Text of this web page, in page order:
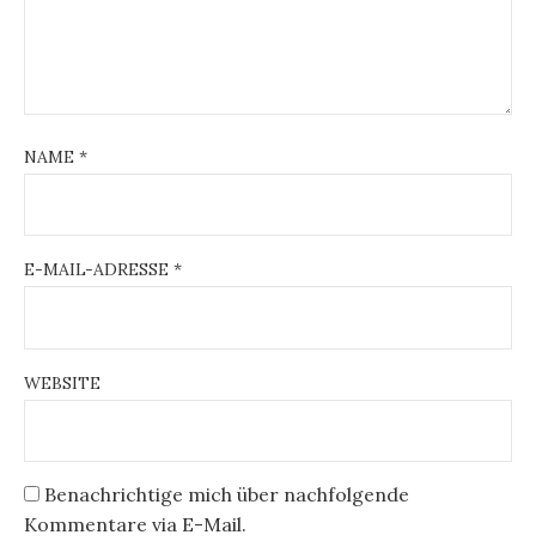
NAME *
E-MAIL-ADRESSE *
WEBSITE
Benachrichtige mich über nachfolgende
Kommentare via E-Mail.